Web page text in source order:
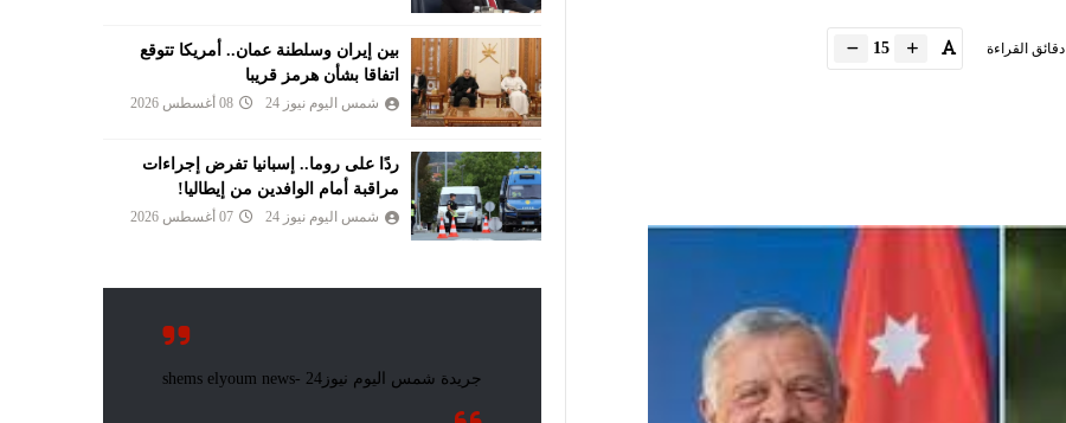
دقائق القراءة 15
بين إيران وسلطنة عمان.. أمريكا تتوقع
اتفاقا بشأن هرمز قريبا
شمس اليوم نيوز 24 08 أغسطس 2026
ردًا على روما.. إسبانيا تفرض إجراءات
مراقبة أمام الوافدين من إيطاليا!
شمس اليوم نيوز 24 07 أغسطس 2026